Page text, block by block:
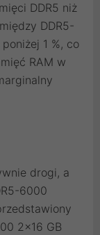
DDR5 niż
DDR5-
1 %, co
RAM w
drogi, a
6000
2x16 GB